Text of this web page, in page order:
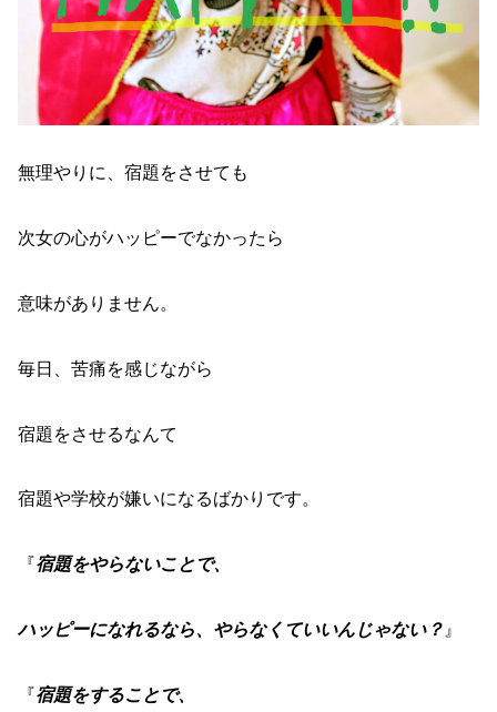
無理やりに、宿題をさせても
次女の心がハッピーでなかったら
意味がありません。
毎日、苦痛を感じながら
宿題をさせるなんて
宿題や学校が嫌いになるばかりです。
『宿題をやらないことで、
ハッピーになれるなら、やらなくていいんじゃない？ 』
『宿題をすることで、